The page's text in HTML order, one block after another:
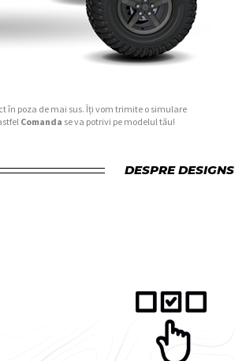
în poza de mai sus. Îți vom trimite o simulare
Comanda se va potrivi pe modelul tău!
DESPRE DESIGNS